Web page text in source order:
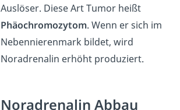
Auslöser. Diese Art Tumor heißt
Phäochromozytom. Wenn er sich im
Nebennierenmark bildet, wird
Noradrenalin erhöht produziert.
Noradrenalin Abbau